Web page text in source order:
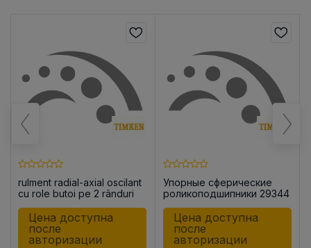
rulment radial-axial oscilant
cu role butoi pe 2 rânduri
Цена доступна
после
авторизации
Упорные сферические
роликоподшипники 29344
Цена доступна
после
авторизации